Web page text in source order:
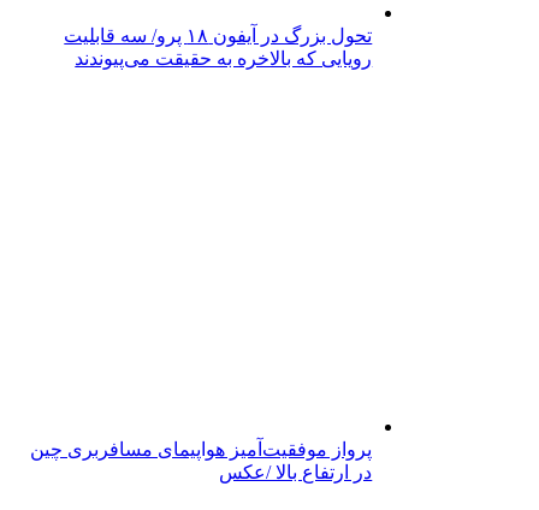
تحول بزرگ در آیفون ۱۸ پرو/ سه قابلیت
رویایی که بالاخره به حقیقت می‌پیوندند
پرواز موفقیت‌آمیز هواپیمای مسافربری چین
در ارتفاع بالا /عکس